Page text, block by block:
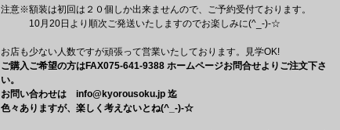
注意※額装は初回は２０個しか出来ませんので、ご予約受付ております。
10月20日より順次ご発送いたしますのでお楽しみに(^_-)-☆
お店も少ない人数ですが頑張って営業いたしております。見学OK!
ご購入ご希望の方はFAX075-641-9388 ホームページお問合せよりご注文下さ
い。
お問い合わせは info@kyorousoku.jp 迄
色々ありますが、楽しく考えないとね(^_-)-☆